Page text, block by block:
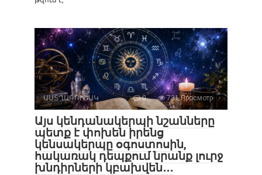
ԱՍՏՂԱԳՈՒՇԱԿ 0 731 Просмотр
Այս կենդանակերպի նշանները
պետք է փոխեն իրենց
կենսակերպը օգոստոսին,
հակառակ դեպքում նրանք լուրջ
խնդիրների կբախվեն․․․